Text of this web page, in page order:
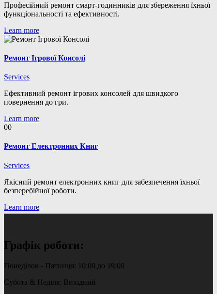
Професійний ремонт смарт-годинників для збереження їхньої
функціональності та ефективності.
Learn more
Ремонт Ігрової Консолі
Services
Ефективний ремонт ігрових консолей для швидкого
повернення до гри.
Learn more
00
Ремонт Електронних Книг
Services
Якісний ремонт електронних книг для забезпечення їхньої
безперебійної роботи.
Learn more
Графік роботи:
Понеділок - Пятниця: 10:00 до 19:00
Субота & Неділя: Вихідний